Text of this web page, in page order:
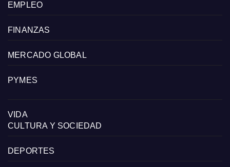
EMPLEO
FINANZAS
MERCADO GLOBAL
PYMES
VIDA
CULTURA Y SOCIEDAD
DEPORTES